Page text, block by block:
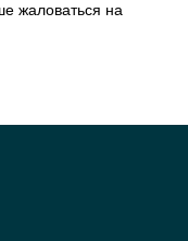
жаловаться на